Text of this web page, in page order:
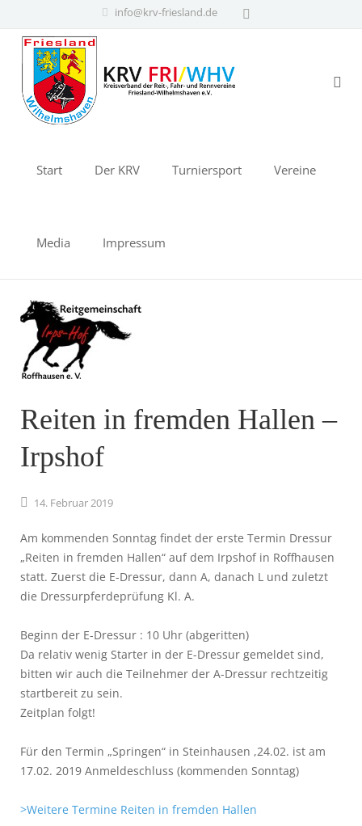
info@krv-friesland.de
Start Der KRV Turniersport Vereine
Media Impressum
Reiten in fremden Hallen –
Irpshof
14. Februar2019
Am kommenden Sonntag findet der erste Termin Dressur
„Reiten in fremden Hallen“ auf dem Irpshof in Roffhausen
statt. Zuerst die E-Dressur, dann A, danach L und zuletzt
die Dressurpferdeprüfung Kl. A.
Beginn der E-Dressur : 10 Uhr (abgeritten)
Da relativ wenig Starter in der E-Dressur gemeldet sind,
bitten wir auch die Teilnehmer der A-Dressur rechtzeitig
startbereit zu sein.
Zeitplan folgt!
Für den Termin „Springen“ in Steinhausen ,24.02. ist am
17.02. 2019 Anmeldeschluss (kommenden Sonntag)
>Weitere Termine Reiten in fremden Hallen